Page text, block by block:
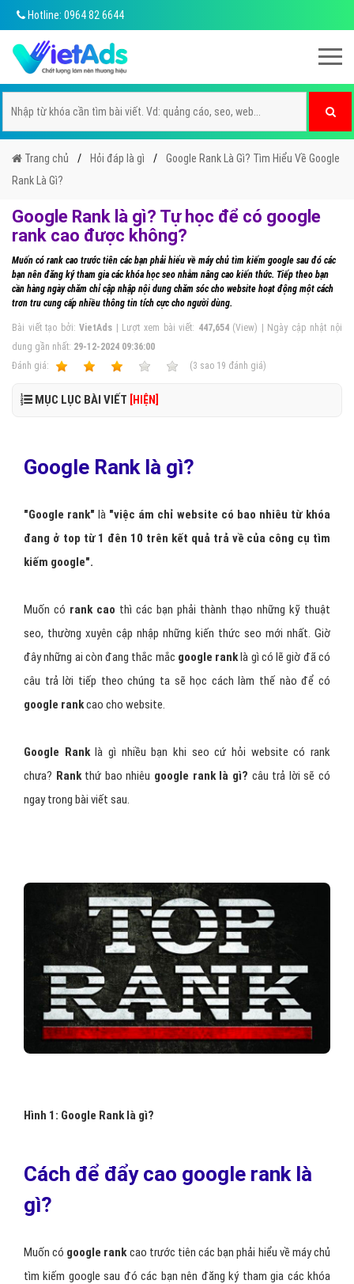
Hotline: 0964 82 6644
Trang chủ Hỏi đáp là gì
Google Rank Là Gì? Tìm Hiểu Về Google
Rank Là Gì?
Google Rank là gì? Tự học để có google
rank cao được không?
Muốn có rank cao trước tiên các bạn phải hiểu về máy chủ tìm kiếm google sau đó các
bạn nên đăng ký tham gia các khóa học seo nhằm nâng cao kiến thức. Tiếp theo bạn
cần hàng ngày chăm chỉ cập nhập nội dung chăm sóc cho website hoạt động một cách
trơn tru cung cấp nhiều thông tin tích cực cho người dùng.
Bài viết tạo bởi:VietAds | Lượt xem bài viết: 447,654(View) | Ngày cập nhật nội
dung gần nhất: 29-12-2024 09:36:00
Ðánh giá:
(3 sao 19 đánh giá)
MỤC LỤC BÀI VIẾT [HIỆN]
Google Rank là gì?
"Google rank"là "việc ám chỉ website có bao nhiêu từ khóa
đang ở top từ 1 đên 10 trên kết quả trả về của công cụ tìm
kiếm google".
Muốn có rank cao thì các bạn phải thành thạo những kỹ thuật
seo, thường xuyên cập nhập những kiến thức seo mới nhất. Giờ
đây những ai còn đang thắc mắc google ranklà gì có lẽ giờ đã có
câu trả lời tiếp theo chúng ta sẽ học cách làm thế nào để có
google rankcao cho website.
Google Ranklà gì nhiều bạn khi seo cứ hỏi website có rank
chưa? Rankthứ bao nhiêu google rank là gì? câu trả lời sẽ có
ngay trong bài viết sau.
Hình 1: Google Rank là gì?
Cách để đẩy cao google rank là
gì?
Muốn có google rankcao trước tiên các bạn phải hiểu về máy chủ
tìm kiếm google sau đó các bạn nên đăng ký tham gia các khóa